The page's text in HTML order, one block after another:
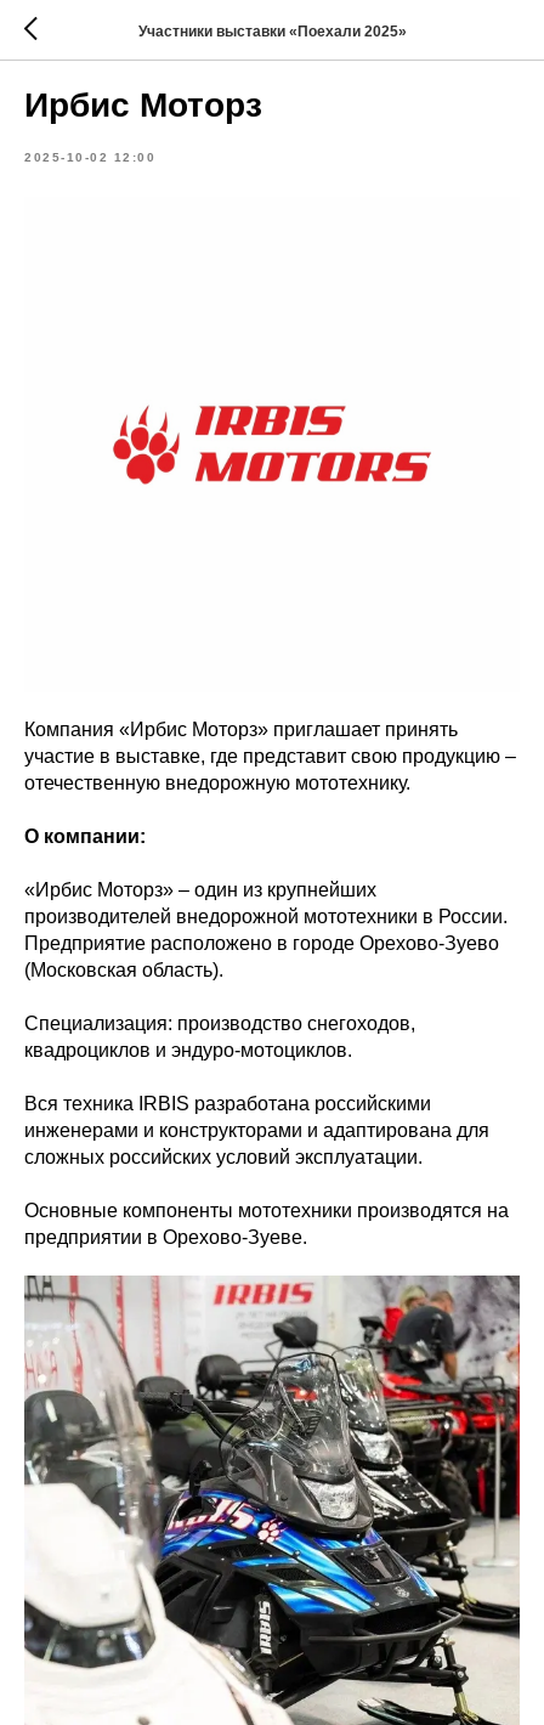
Участники выставки «Поехали 2025»
Ирбис Моторз
2025-10-02 12:00
Компания «Ирбис Моторз» приглашает принять
участие в выставке, где представит свою продукцию –
отечественную внедорожную мототехнику.
О компании:
«Ирбис Моторз» – один из крупнейших
производителей внедорожной мототехники в России.
Предприятие расположено в городе Орехово-Зуево
(Московская область).
Специализация: производство снегоходов,
квадроциклов и эндуро-мотоциклов.
Вся техника IRBIS разработана российскими
инженерами и конструкторами и адаптирована для
сложных российских условий эксплуатации.
Основные компоненты мототехники производятся на
предприятии в Орехово-Зуеве.